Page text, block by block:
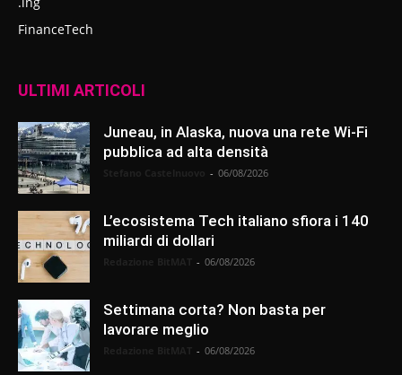
FinanceTech
ULTIMI ARTICOLI
Juneau, in Alaska, nuova una rete Wi-Fi
pubblica ad alta densità
- 06/08/2026
L’ecosistema Tech italiano sfiora i 140
miliardi di dollari
- 06/08/2026
Settimana corta? Non basta per
lavorare meglio
- 06/08/2026